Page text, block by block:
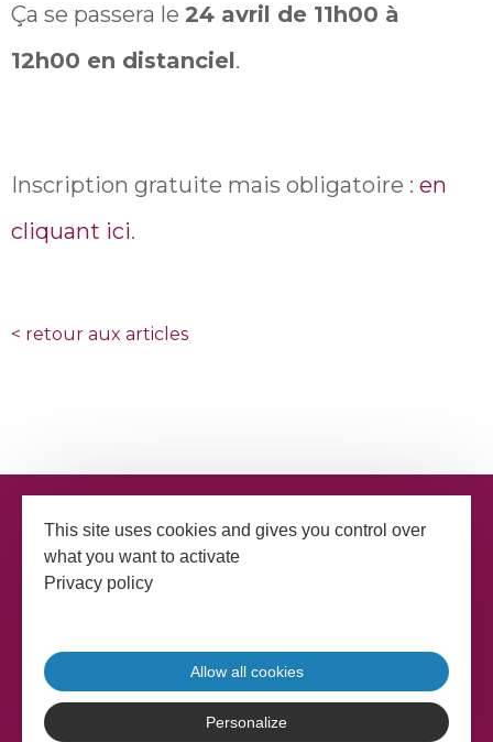
Ça se passera le 24 avril de 11h00 à
12h00 en distanciel .
Inscription gratuite mais obligatoire : en
cliquant ici.
< retour aux articles
This site uses cookies and gives you control over
what you want to activate
Privacy policy
Allow all cookies
Personalize